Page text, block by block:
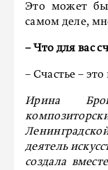
Это может
самом деле,
– Что для вас
– Счастье –
Ирина
деятель
создала